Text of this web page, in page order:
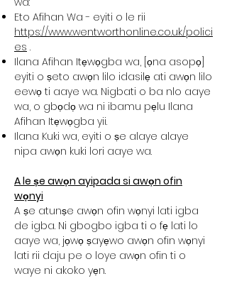
Eto Afihan Wa - eyiti o le rii
https://www.wentworthonline.co.uk/polici
es .
Ilana Afihan Itẹwọgba wa, [ọna asopọ]
eyiti o ṣeto awọn lilo idasilẹ ati awọn lilo
eewọ ti aaye wa. Nigbati o ba nlo aaye
wa, o gbọdọ wa ni ibamu pẹlu Ilana
Afihan Itẹwọgba yii.
Ilana Kuki wa, eyiti o ṣe alaye alaye
nipa awọn kuki lori aaye wa.
A le ṣe awọn ayipada si awọn ofin
wọnyi
A ṣe atunṣe awọn ofin wọnyi lati igba
de igba. Ni gbogbo igba ti o fẹ lati lo
aaye wa, jọwọ ṣayẹwo awọn ofin wọnyi
lati rii daju pe o loye awọn ofin ti o
waye ni akoko yẹn.